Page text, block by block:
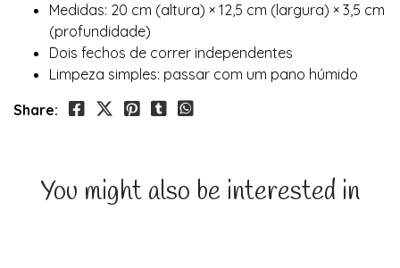
Medidas: 20 cm (altura) × 12,5 cm (largura) × 3,5 cm
(profundidade)
Dois fechos de correr independentes
Limpeza simples: passar com um pano húmido
Share:
You might also be interested in